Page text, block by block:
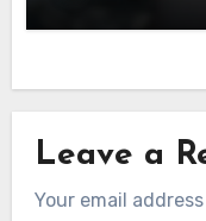
Leave a
Your email